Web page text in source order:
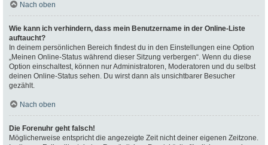
Nach oben
Wie kann ich verhindern, dass mein Benutzername in der Online-Liste
auftaucht?
In deinem persönlichen Bereich findest du in den Einstellungen eine Option
„Meinen Online-Status während dieser Sitzung verbergen“. Wenn du diese
Option einschaltest, können nur Administratoren, Moderatoren und du selbst
deinen Online-Status sehen. Du wirst dann als unsichtbarer Besucher
gezählt.
Nach oben
Die Forenuhr geht falsch!
Möglicherweise entspricht die angezeigte Zeit nicht deiner eigenen Zeitzone.